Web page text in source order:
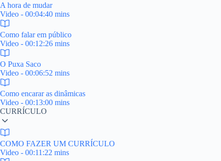
A hora de mudar
Video - 00:04:40 mins
Como falar em público
Video - 00:12:26 mins
O Puxa Saco
Video - 00:06:52 mins
Como encarar as dinâmicas
Video - 00:13:00 mins
CURRÍCULO
COMO FAZER UM CURRÍCULO
Video - 00:11:22 mins